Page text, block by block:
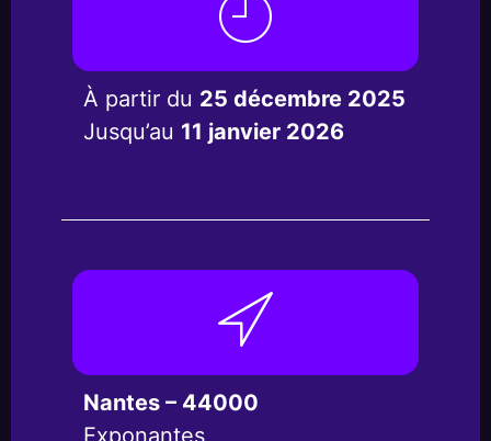
À partir du 25 décembre 2025
Jusqu’au 11 janvier 2026
Nantes – 44000
Exponantes